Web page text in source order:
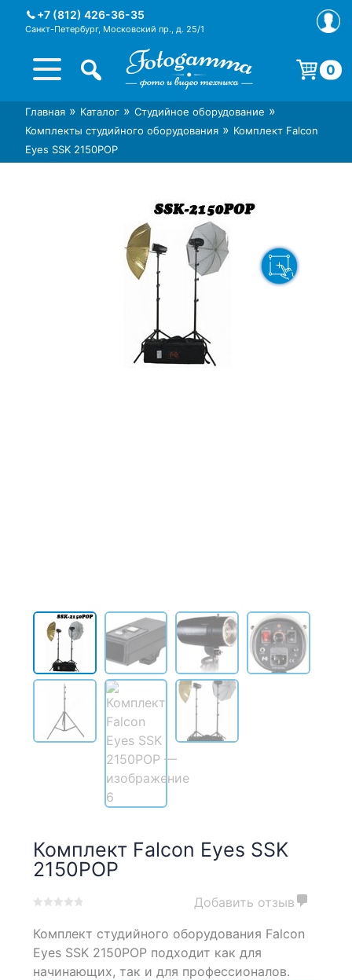
+7 (812) 426-36-35
Санкт-Петербург, Московский пр., д. 25/1
Интернет-магазин фототехники
Foto-Gamma в СПб
Магазин фотоаксессуаров foto-
gamma.ru
0
Корзина пуста.
Главная » Каталог » Студийное оборудование »
Комплекты студийного оборудования » Комплект Falcon
Eyes SSK 2150POP
Комплект Falcon Eyes SSK
2150POP
out
based
on
Добавить отзыв
Комплект студийного оборудования Falcon
Eyes SSK 2150POP подходит как для
начинающих, так и для профессионалов.